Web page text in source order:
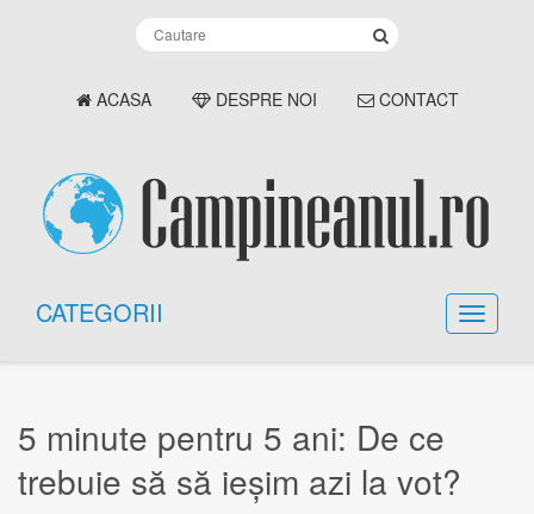
ACASA DESPRE NOI CONTACT
CATEGORII
​5 minute pentru 5 ani: De ce
trebuie să să ieșim azi la vot?